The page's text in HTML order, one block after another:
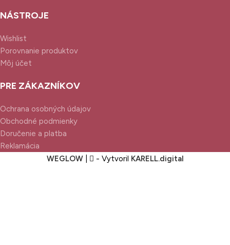
NÁSTROJE
Wishlist
Porovnanie produktov
Môj účet
PRE ZÁKAZNÍKOV
Ochrana osobných údajov
Obchodné podmienky
Doručenie a platba
Reklamácia
WEGLOW| - Vytvoril KARELL.digital